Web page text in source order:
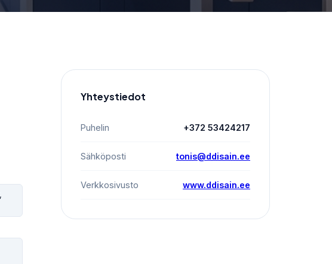
Yhteystiedot
Puhelin +372 53424217
Sähköposti tonis@ddisain.ee
Verkkosivusto www.ddisain.ee